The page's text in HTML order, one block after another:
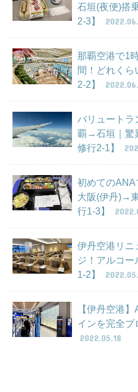
石垣(夜便)搭
2-3】
那覇空港で1
間！どれくら
2-2】
バリュート
覇→石垣｜驚
修行2-1】
初めての
大阪(伊丹)→
行1-3】
伊丹空港リニ
ジ！アルコ
1-2】
【伊丹空港
インを完全ブ
2022.05.18